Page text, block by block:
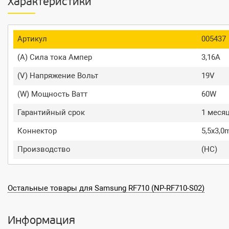
Характеристики
Артикул
005437
(A) Сила тока Ампер
3,16A
(V) Напряжение Вольт
19V
(W) Мощность Ватт
60W
Гарантийный срок
1
Коннектор
Производство
(HC)
Остальные товары для Samsung RF710 (NP-RF710-S02)
Информация